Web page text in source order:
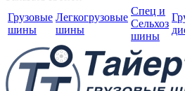
Грузовые
шины
Легкогрузовые
шины
Спец и
Сельхоз
шины